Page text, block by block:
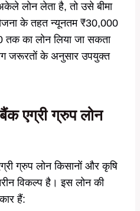
लोन लेता है, तो उसे बीमा
के तहत न्यूनतम ₹30,000
का लोन लिया जा सकता
जरूरतों के अनुसार उपयुक्त
एग्री ग्रुप लोन
ग्रुप लोन किसानों और कृषि
विकल्प है। इस लोन की
हैं: